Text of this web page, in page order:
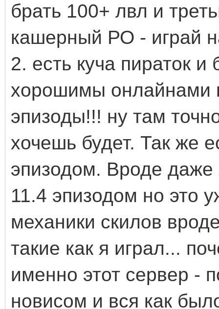
брать 100+ лвл и
кашерный РО - играй
2. есть куча пираток
хорошимы онлайнами
эпизоды!!! ну там
хочешь будет. Так же
эпизодом. Вроде даже
11.4 эпизодом но это
механики скилов
такие как я играл...
именно этот сервер -
новисом и вся как